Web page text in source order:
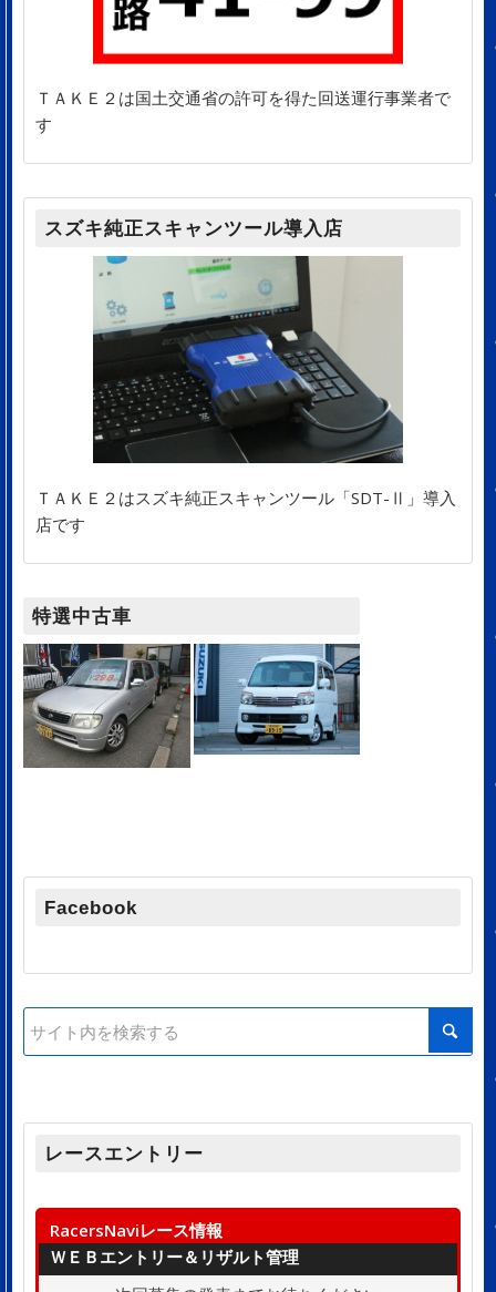
ＴＡＫＥ２は国土交通省の許可を得た回送運行事業者で
す
スズキ純正スキャンツール導入店
ＴＡＫＥ２はスズキ純正スキャンツール「SDT-Ⅱ」導入
店です
特選中古車
Facebook
レースエントリー
RacersNaviレース情報
ＷＥＢエントリー＆リザルト管理